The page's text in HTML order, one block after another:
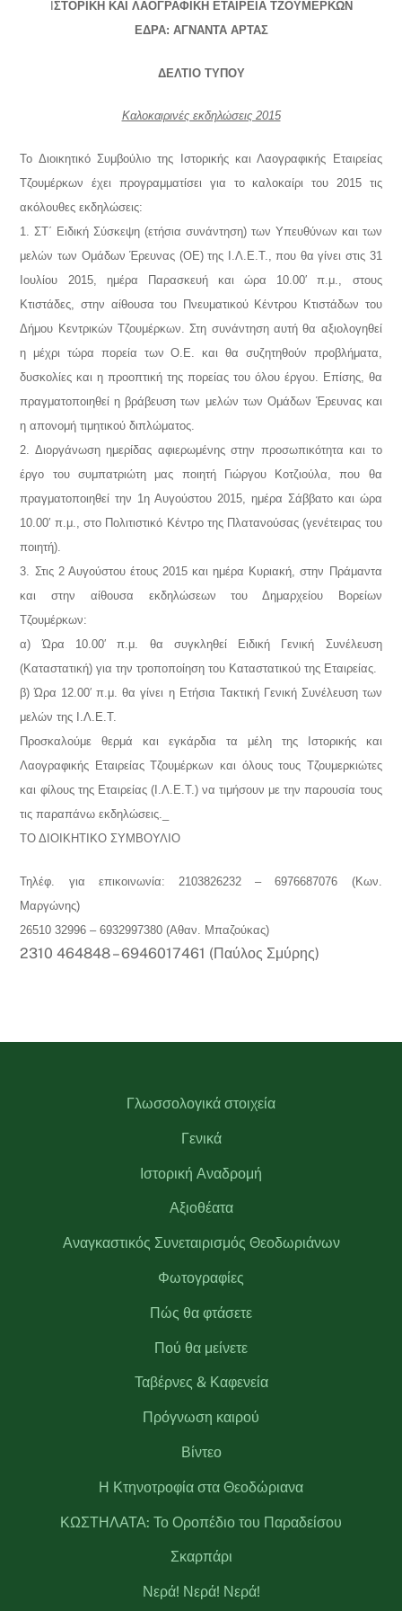
ΣΤΟΡΙΚΗ ΚΑΙ ΛΑΟΓΡΑΦΙΚΗ ΕΤΑΙΡΕΙΑ ΤΖΟΥΜΕΡΚΩΝ
ΕΔΡΑ: ΑΓΝΑΝΤΑ ΑΡΤΑΣ
ΔΕΛΤΙΟ ΤΥΠΟΥ
Καλοκαιρινές εκδηλώσεις 2015
Το Διοικητικό Συμβούλιο της Ιστορικής και Λαογραφικής Εταιρείας
Τζουμέρκων έχει προγραμματίσει για το καλοκαίρι του 2015 τις
ακόλουθες εκδηλώσεις:
1. ΣΤ΄ Ειδική Σύσκεψη (ετήσια συνάντηση) των Υπευθύνων και των
μελών των Ομάδων Έρευνας (ΟΕ) της Ι.Λ.Ε.Τ., που θα γίνει στις 31
Ιουλίου 2015, ημέρα Παρασκευή και ώρα 10.00′ π.μ., στους
Κτιστάδες, στην αίθουσα του Πνευματικού Κέντρου Κτιστάδων του
Δήμου Κεντρικών Τζουμέρκων. Στη συνάντηση αυτή θα αξιολογηθεί
η μέχρι τώρα πορεία των Ο.Ε. και θα συζητηθούν προβλήματα,
δυσκολίες και η προοπτική της πορείας του όλου έργου. Επίσης, θα
πραγματοποιηθεί η βράβευση των μελών των Ομάδων Έρευνας και
η απονομή τιμητικού διπλώματος.
2. Διοργάνωση ημερίδας αφιερωμένης στην προσωπικότητα και το
έργο του συμπατριώτη μας ποιητή Γιώργου Κοτζιούλα, που θα
πραγματοποιηθεί την 1η Αυγούστου 2015, ημέρα Σάββατο και ώρα
10.00′ π.μ., στο Πολιτιστικό Κέντρο της Πλατανούσας (γενέτειρας του
ποιητή).
3. Στις 2 Αυγούστου έτους 2015 και ημέρα Κυριακή, στην Πράμαντα
και στην αίθουσα εκδηλώσεων του Δημαρχείου Βορείων
Τζουμέρκων:
α) Ώρα 10.00′ π.μ. θα συγκληθεί Ειδική Γενική Συνέλευση
(Καταστατική) για την τροποποίηση του Καταστατικού της Εταιρείας.
β) Ώρα 12.00′ π.μ. θα γίνει η Ετήσια Τακτική Γενική Συνέλευση των
μελών της Ι.Λ.Ε.Τ.
Προσκαλούμε θερμά και εγκάρδια τα μέλη της Ιστορικής και
Λαογραφικής Εταιρείας Τζουμέρκων και όλους τους Τζουμερκιώτες
και φίλους της Εταιρείας (Ι.Λ.Ε.Τ.) να τιμήσουν με την παρουσία τους
τις παραπάνω εκδηλώσεις._
ΤΟ ΔΙΟΙΚΗΤΙΚΟ ΣΥΜΒΟΥΛΙΟ
Τηλέφ. για επικοινωνία: 2103826232 – 6976687076 (Κων.
Μαργώνης)
26510 32996 – 6932997380 (Αθαν. Μπαζούκας)
2310 464848 – 6946017461 (Παύλος Σμύρης)
Γλωσσολογικά στοιχεία
Γενικά
Ιστορική Αναδρομή
Αξιοθέατα
Αναγκαστικός Συνεταιρισμός Θεοδωριάνων
Φωτογραφίες
Πώς θα φτάσετε
Πού θα μείνετε
Ταβέρνες & Καφενεία
Πρόγνωση καιρού
Βίντεο
Η Κτηνοτροφία στα Θεοδώριανα
ΚΩΣΤΗΛΑΤΑ: Το Οροπέδιο του Παραδείσου
Σκαρπάρι
Νερά! Νερά! Νερά!